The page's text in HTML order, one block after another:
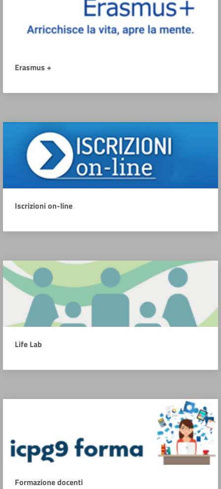
Erasmus +
Iscrizioni on-line
Life Lab
Formazione docenti